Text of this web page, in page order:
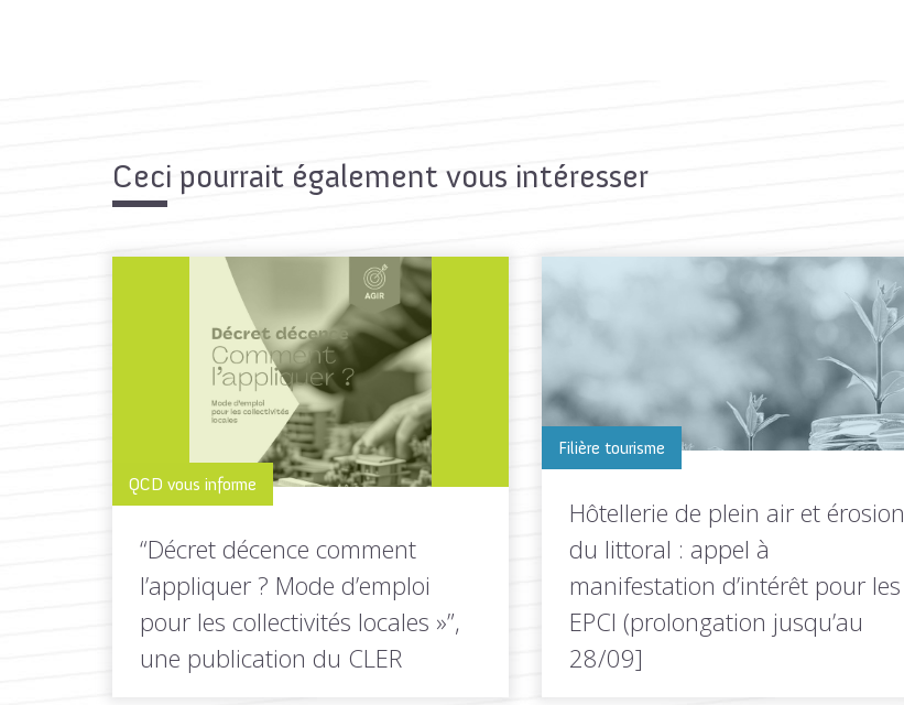
Ceci pourrait également vous intéresser
QCD vous informe
“Décret décence comment
l’appliquer ? Mode d’emploi
pour les collectivités locales »”,
une publication du CLER
Filière tourisme
Hôtellerie de plein air et érosion
du littoral : appel à
manifestation d’intérêt pour les
EPCI (prolongation jusqu’au
28/09]